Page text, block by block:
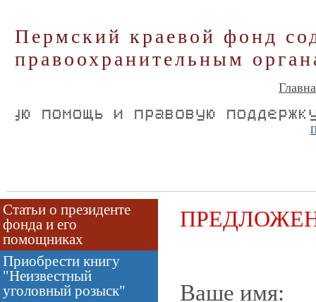
Пермский краевой фонд
правоохранительным
Статьи о президенте
фонда и его
помощниках
Приобрести книгу
"Неизвестный
уголовный розыск"
Ваше имя: